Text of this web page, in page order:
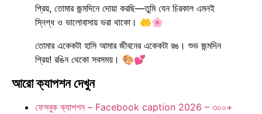
প্রিয়, তোমার জন্মদিনে দোয়া করছি—তুমি যেন চিরকাল এমনই
স্নিগ্ধ ও ভালোবাসায় ভরা থাকো। 🤲🌸
তোমার একেকটা হাসি আমার জীবনের একেকটা রঙ। শুভ জন্মদিন
প্রিয়! রঙিন থেকো সবসময়। 🎨💕
আরো ক্যাপশন দেখুন
ফেসবুক ক্যাপশন – Facebook caption 2026 – ৩০০+